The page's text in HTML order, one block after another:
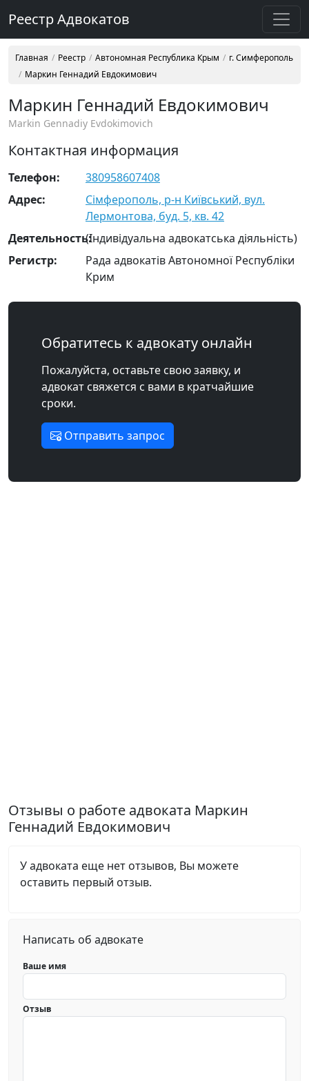
Реестр Адвокатов
Главная Реестр Автономная Республика Крым
г. Симферополь
Маркин Геннадий Евдокимович
Маркин Геннадий Евдокимович
Markin Gennadiy Evdokimovich
Контактная информация
Телефон:
380958607408
Адрес:
Сімферополь, р-н Київський, вул.
Лермонтова, буд. 5, кв. 42
Деятельность:(Індивідуальна адвокатська діяльність)
Регистр:
Рада адвокатів Автономної Республіки
Крим
Обратитесь к адвокату онлайн
Пожалуйста, оставьте свою заявку, и
адвокат свяжется с вами в кратчайшие
сроки.
Отправить запрос
Отзывы о работе адвоката Маркин
Геннадий Евдокимович
У адвоката еще нет отзывов, Вы можете
оставить первый отзыв.
Написать об адвокате
Ваше имя
Отзыв